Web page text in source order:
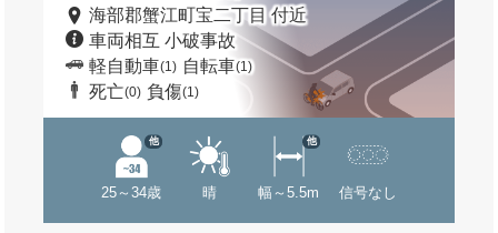
海部郡蟹江町宝二丁目 付近
車両相互 小破事故
軽自動車(1) 自転車(1)
死亡(0) 負傷(1)
25～34歳
他
晴 幅～5.5m
他
信号なし